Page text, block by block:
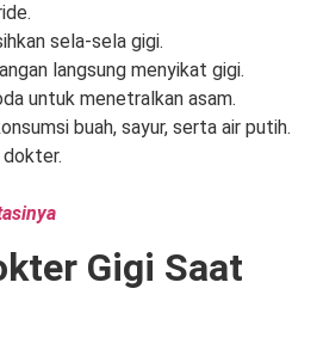
sela-sela gigi.
langsung menyikat gigi.
untuk menetralkan asam.
buah, sayur, serta air putih.
dokter.
Gigi Saat